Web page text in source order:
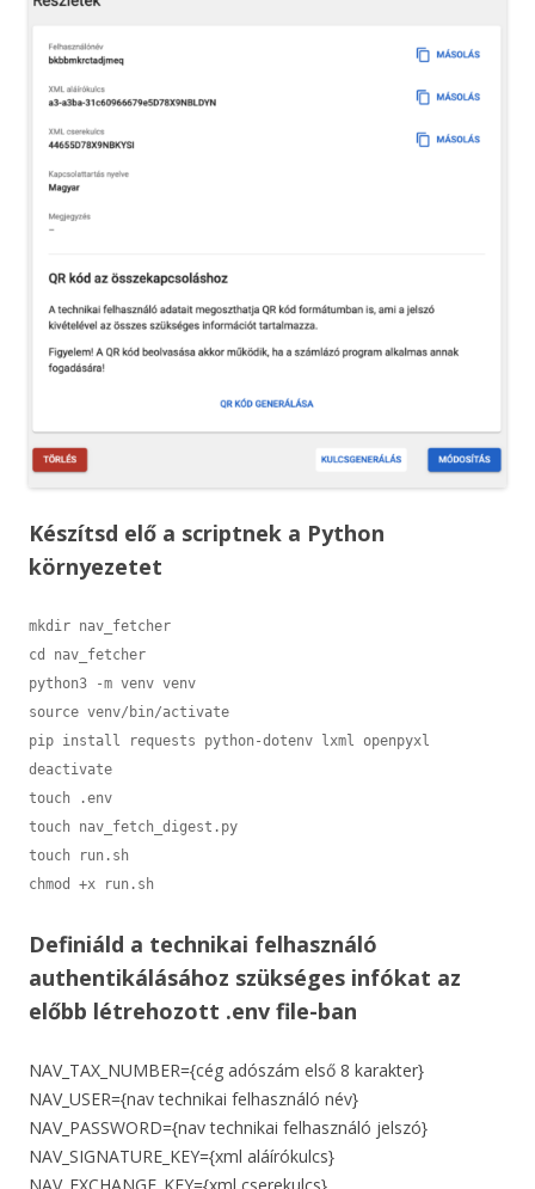
Készítsd elő a scriptnek a Python
környezetet
mkdir nav_fetcher
cd nav_fetcher
python3 -m venv venv
source venv/bin/activate
pip install requests python-dotenv lxml openpyxl
deactivate
touch .env
touch nav_fetch_digest.py
touch run.sh
Definiáld a technikai felhasználó
authentikálásához szükséges infókat az
előbb létrehozott .env file-ban
NAV_TAX_NUMBER={cég adószám első 8 karakter}
NAV_USER={nav technikai felhasználó név}
NAV_PASSWORD={nav technikai felhasználó jelszó}
NAV_SIGNATURE_KEY={xml aláírókulcs}